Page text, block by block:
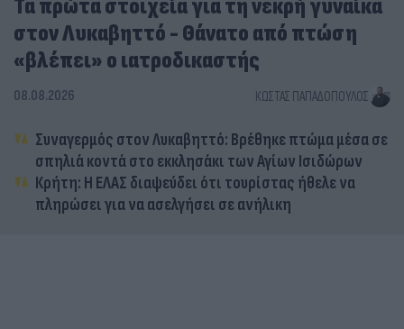
Τα πρώτα στοιχεία για τη νεκρή γυναίκα
στον Λυκαβηττό - Θάνατο από πτώση
«βλέπει» ο ιατροδικαστής
08.08.2026 ΚΏΣΤΑΣ ΠΑΠΑΔΌΠΟΥΛΟΣ
Συναγερμός στον Λυκαβηττό: Βρέθηκε πτώμα μέσα σε
σπηλιά κοντά στο εκκλησάκι των Αγίων Ισιδώρων
Κρήτη: Η ΕΛΑΣ διαψεύδει ότι τουρίστας ήθελε να
πληρώσει για να ασελγήσει σε ανήλικη